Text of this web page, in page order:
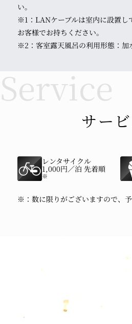
い。
※1：LANケーブルは室内に設置し
お客様でお持ちください。
※2：客室露天風呂の利用形態：加
サー
レンタサイクル
1,000円／泊 先着順
※
※：数に限りがございますので、